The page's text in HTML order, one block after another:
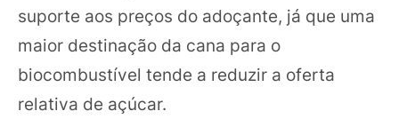
suporte aos preços do adoçante, já que uma
maior destinação da cana para o
biocombustível tende a reduzir a oferta
relativa de açúcar.